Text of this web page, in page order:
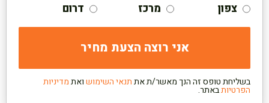
צפון
מרכז דרום
בשליחת טופס זה הנך מאשר/ת אתתנאי השימושואתמדיניות
הפרטיותבאתר.